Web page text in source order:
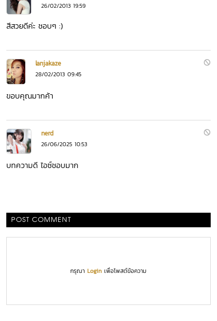
26/02/2013 19:59
สีสวยดีค่ะ ชอบๆ :)
lanjakaze
28/02/2013 09:45
ขอบคุณมากค้า
nerd
26/06/2025 10:53
บทความดี ไอซ์ชอบมาก
POST COMMENT
กรุณาLogin เพื่อโพสต์ข้อความ